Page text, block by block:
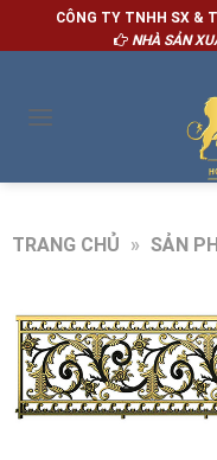
CÔNG TY TNHH SX &
NHÀ SẢN
TRANG CHỦ » SẢN